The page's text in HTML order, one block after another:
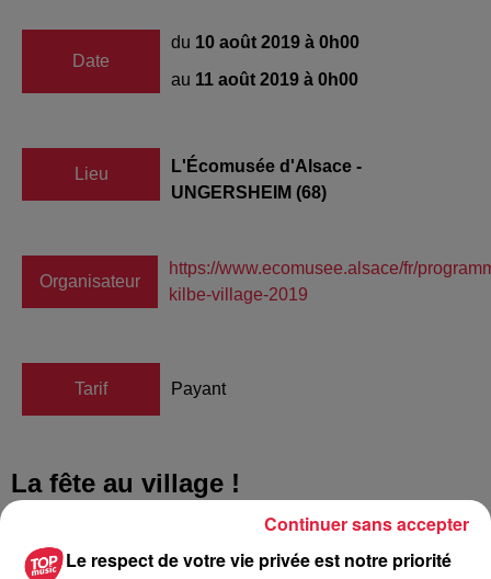
Date
du 10 août 2019 à 0h00
au 11 août 2019 à 0h00
Lieu
L'Écomusée d'Alsace -
UNGERSHEIM (68)
Organisateur
https://www.ecomusee.alsace/fr/
kilbe-village-2019
Tarif Payant
La fête au village !
Du 3 au 18 août, le bal populaire s'invite à l’Écomusée
d’Alsace !Le respect de votre vie privée est notre priorité
Continuer sans accepter